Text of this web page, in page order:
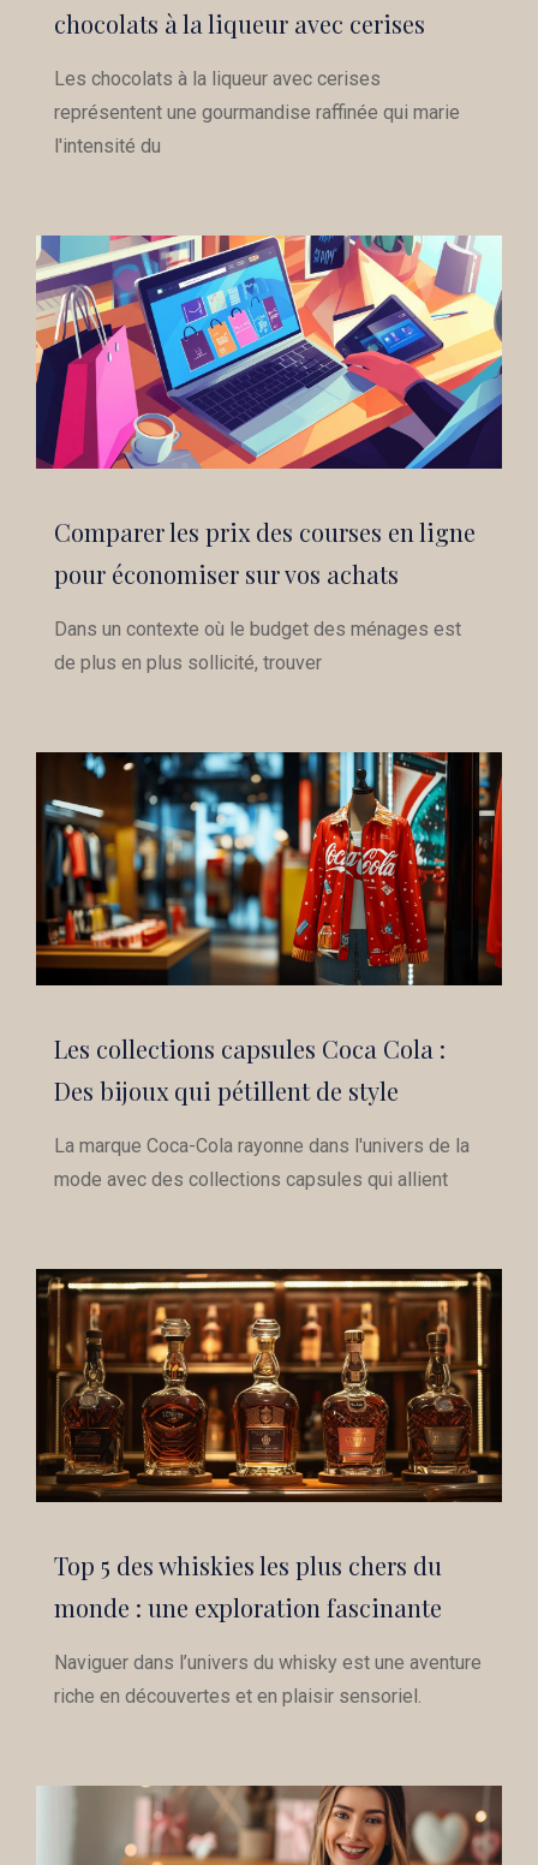
chocolats à la liqueur avec cerises
Les chocolats à la liqueur avec cerises
représentent une gourmandise raffinée qui marie
l'intensité du
Comparer les prix des courses en ligne
pour économiser sur vos achats
Dans un contexte où le budget des ménages est
de plus en plus sollicité, trouver
Les collections capsules Coca Cola :
Des bijoux qui pétillent de style
La marque Coca-Cola rayonne dans l'univers de la
mode avec des collections capsules qui allient
Top 5 des whiskies les plus chers du
monde : une exploration fascinante
Naviguer dans l’univers du whisky est une aventure
riche en découvertes et en plaisir sensoriel.